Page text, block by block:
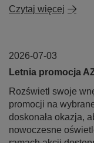
Czytaj więcej
2026-07-03
Letnia promocja
Rozświetl swoje
promocji na
doskonała okazja,
nowoczesne